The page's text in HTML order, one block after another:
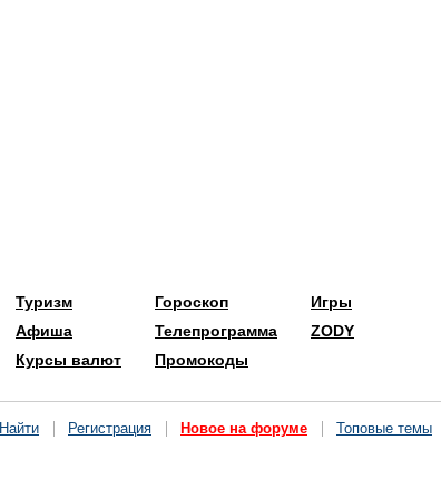
Туризм
Афиша
Курсы валют
Гороскоп
Телепрограмма
Промокоды
Игры
ZODY
Найти Регистрация Новое на форуме Топовые темы